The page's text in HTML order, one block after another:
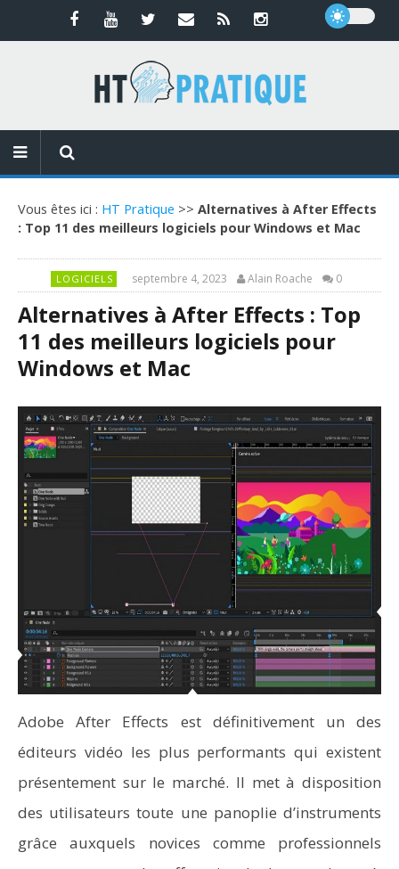
Vous êtes ici : HT Pratique >> Alternatives à After Effects
: Top 11 des meilleurs logiciels pour Windows et Mac
LOGICIELS septembre 4, 2023 Alain Roache 0
Alternatives à After Effects : Top
11 des meilleurs logiciels pour
Windows et Mac
Adobe After Effects est définitivement un des
éditeurs vidéo les plus performants qui existent
présentement sur le marché. Il met à disposition
des utilisateurs toute une panoplie d’instruments
grâce auxquels novices comme professionnels